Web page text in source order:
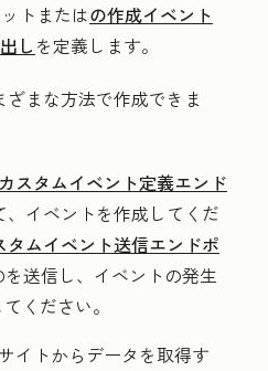
トまたはの作成イベント
し を定義します。
まな方法で作成できま
スタムイベント定義エンド
、イベントを作成してくだ
タムイベント送信エンドポ
送信し、イベントの発生
ください。
イトからデータを取得す